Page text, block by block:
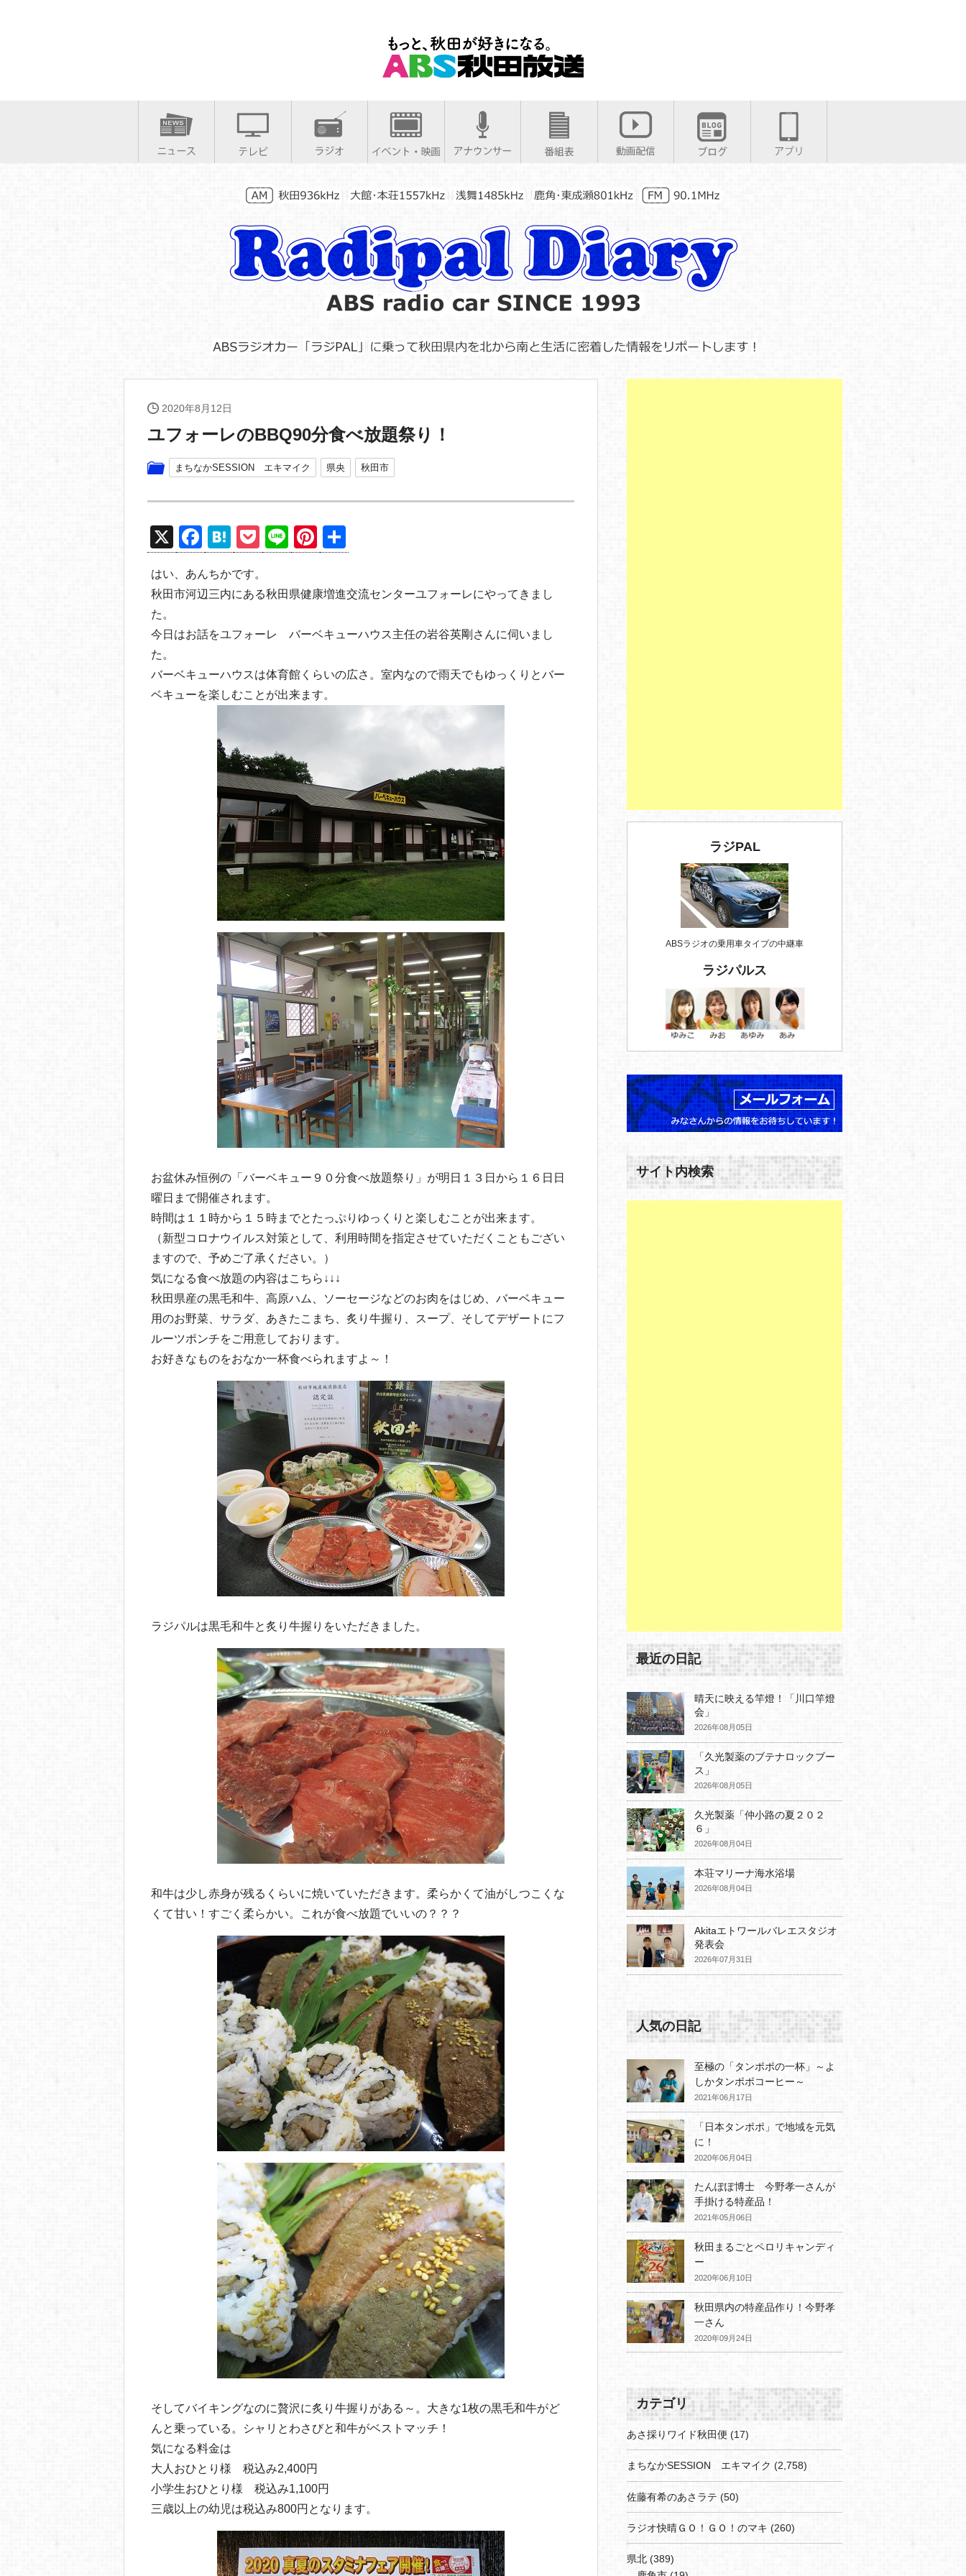
2020年8月12日
ユフォーレのBBQ90分食べ放題祭り！
まちなかSESSION エキマイク 県央 秋田市
X
F
a
c
e
b
o
k
H
at
e
n
a
P
o
ck
et
Li
n
e
Pi
nt
er
e
st
有
はい、あんちかです。
秋田市河辺三内にある秋田県健康増進交流センターユフォーレにやってきまし
た。
今日はお話をユフォーレ バーベキューハウス主任の岩谷英剛さんに伺いまし
た。
バーベキューハウスは体育館くらいの広さ。室内なので雨天でもゆっくりとバー
ベキューを楽しむことが出来ます。
お盆休み恒例の「バーベキュー９０分食べ放題祭り」が明日１３日から１６日日
曜日まで開催されます。
時間は１１時から１５時までとたっぷりゆっくりと楽しむことが出来ます。
（新型コロナウイルス対策として、利用時間を指定させていただくこともござい
ますので、予めご了承ください。）
気になる食べ放題の内容はこちら↓↓↓
秋田県産の黒毛和牛、高原ハム、ソーセージなどのお肉をはじめ、バーベキュー
用のお野菜、サラダ、あきたこまち、炙り牛握り、スープ、そしてデザートにフ
ルーツポンチをご用意しております。
お好きなものをおなか一杯食べられますよ～！
ラジパルは黒毛和牛と炙り牛握りをいただきました。
和牛は少し赤身が残るくらいに焼いていただきます。柔らかくて油がしつこくな
くて甘い！すごく柔らかい。これが食べ放題でいいの？？？
そしてバイキングなのに贅沢に炙り牛握りがある～。大きな1枚の黒毛和牛がど
んと乗っている。シャリとわさびと和牛がベストマッチ！
気になる料金は
大人おひとり様 税込み2,400円
小学生おひとり様 税込み1,100円
三歳以上の幼児は税込み800円となります。
ラジPAL
ABSラジオの乗用車タイプの中継車
ラジパルス
サイト内検索
最近の日記
晴天に映える竿燈！「川口竿燈
会」
2026年08月05日
「久光製薬のブテナロックブー
ス」
2026年08月05日
久光製薬「仲小路の夏２０２
６」
2026年08月04日
本荘マリーナ海水浴場
2026年08月04日
Akitaエトワールバレエスタジオ
発表会
2026年07月31日
人気の日記
至極の「タンポポの一杯」～よ
しかタンポポコーヒー～
2021年06月17日
「日本タンポポ」で地域を元気
に！
2020年06月04日
たんぽぽ博士 今野孝一さんが
手掛ける特産品！
2021年05月06日
秋田まるごとペロリキャンディ
ー
2020年06月10日
秋田県内の特産品作り！今野孝
一さん
2020年09月24日
カテゴリ
あさ採りワイド秋田便 (17)
まちなかSESSION エキマイク (2,758)
佐藤有希のあさラテ (50)
ラジオ快晴ＧＯ！ＧＯ！のマキ (260)
県北 (389)